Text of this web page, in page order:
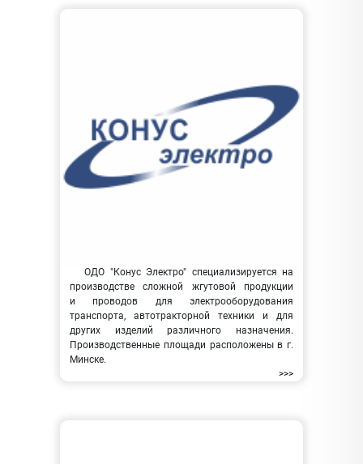
ОДО "Конус Электро" специализируется на
производстве сложной жгутовой продукции
и проводов для электрооборудования
транспорта, автотракторной техники и для
других изделий различного назначения.
Производственные площади расположены в г.
Минске.
>>>